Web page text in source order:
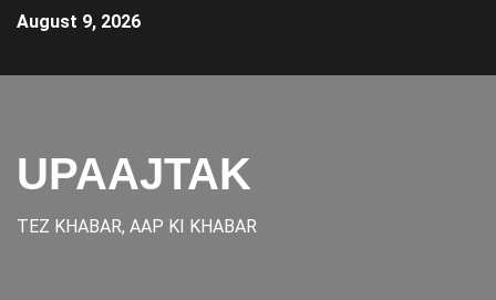
August 9, 2026
UPAAJTAK
TEZ KHABAR, AAP KI KHABAR